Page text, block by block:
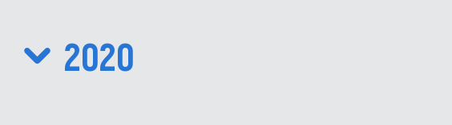
2020